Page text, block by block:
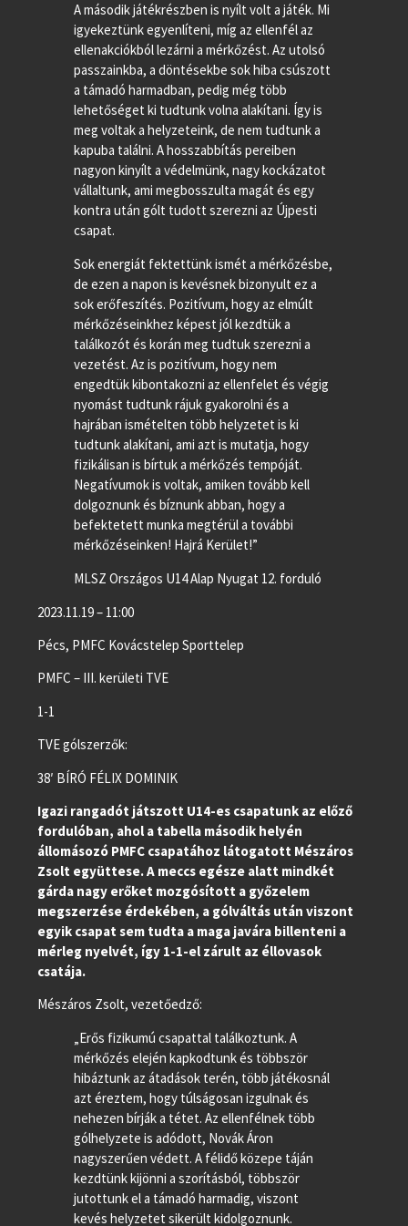
A második játékrészben is nyílt volt a játék. Mi
igyekeztünk egyenlíteni, míg az ellenfél az
ellenakciókból lezárni a mérkőzést. Az utolsó
passzainkba, a döntésekbe sok hiba csúszott
a támadó harmadban, pedig még több
lehetőséget ki tudtunk volna alakítani. Így is
meg voltak a helyzeteink, de nem tudtunk a
kapuba találni. A hosszabbítás pereiben
nagyon kinyílt a védelmünk, nagy kockázatot
vállaltunk, ami megbosszulta magát és egy
kontra után gólt tudott szerezni az Újpesti
csapat.
Sok energiát fektettünk ismét a mérkőzésbe,
de ezen a napon is kevésnek bizonyult ez a
sok erőfeszítés. Pozitívum, hogy az elmúlt
mérkőzéseinkhez képest jól kezdtük a
találkozót és korán meg tudtuk szerezni a
vezetést. Az is pozitívum, hogy nem
engedtük kibontakozni az ellenfelet és végig
nyomást tudtunk rájuk gyakorolni és a
hajrában ismételten több helyzetet is ki
tudtunk alakítani, ami azt is mutatja, hogy
fizikálisan is bírtuk a mérkőzés tempóját.
Negatívumok is voltak, amiken tovább kell
dolgoznunk és bíznunk abban, hogy a
befektetett munka megtérül a további
mérkőzéseinken! Hajrá Kerület!”
MLSZ Országos U14 Alap Nyugat 12. forduló
2023.11.19 – 11:00
Pécs, PMFC Kovácstelep Sporttelep
PMFC – III. kerületi TVE
1-1
TVE gólszerzők:
38′ BÍRÓ FÉLIX DOMINIK
Igazi rangadót játszott U14-es csapatunk az előző
fordulóban, ahol a tabella második helyén
állomásozó PMFC csapatához látogatott Mészáros
Zsolt együttese. A meccs egésze alatt mindkét
gárda nagy erőket mozgósított a győzelem
megszerzése érdekében, a gólváltás után viszont
egyik csapat sem tudta a maga javára billenteni a
mérleg nyelvét, így 1-1-el zárult az éllovasok
csatája.
Mészáros Zsolt, vezetőedző:
„Erős fizikumú csapattal találkoztunk. A
mérkőzés elején kapkodtunk és többször
hibáztunk az átadások terén, több játékosnál
azt éreztem, hogy túlságosan izgulnak és
nehezen bírják a tétet. Az ellenfélnek több
gólhelyzete is adódott, Novák Áron
nagyszerűen védett. A félidő közepe táján
kezdtünk kijönni a szorításból, többször
jutottunk el a támadó harmadig, viszont
kevés helyzetet sikerült kidolgoznunk.